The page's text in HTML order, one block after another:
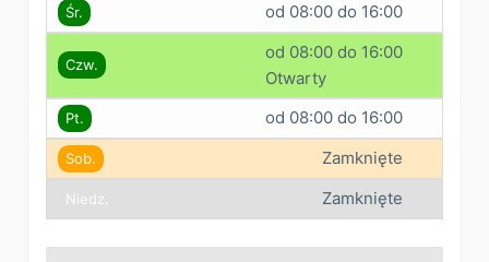
Śr. od 08:00 do 16:00
Czw.
od 08:00 do 16:00
Otwarty
Pt. od 08:00 do 16:00
Sob. Zamknięte
Niedz. Zamknięte